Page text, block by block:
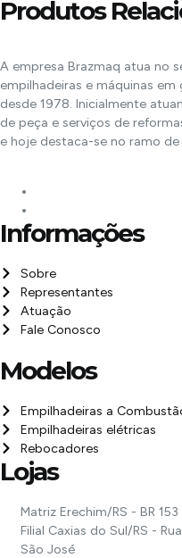
Produtos
A empresa Brazmaq atua no
empilhadeiras e máquinas em
desde 1978. Inicialmente
de peça e serviços de
e hoje destaca-se no ramo
Informações
Sobre
Representantes
Atuação
Fale Conosco
Modelos
Empilhadeiras a
Empilhadeiras elétricas
Rebocadores
Lojas
Matriz Erechim/RS - BR
Filial Caxias do Sul/RS -
São José